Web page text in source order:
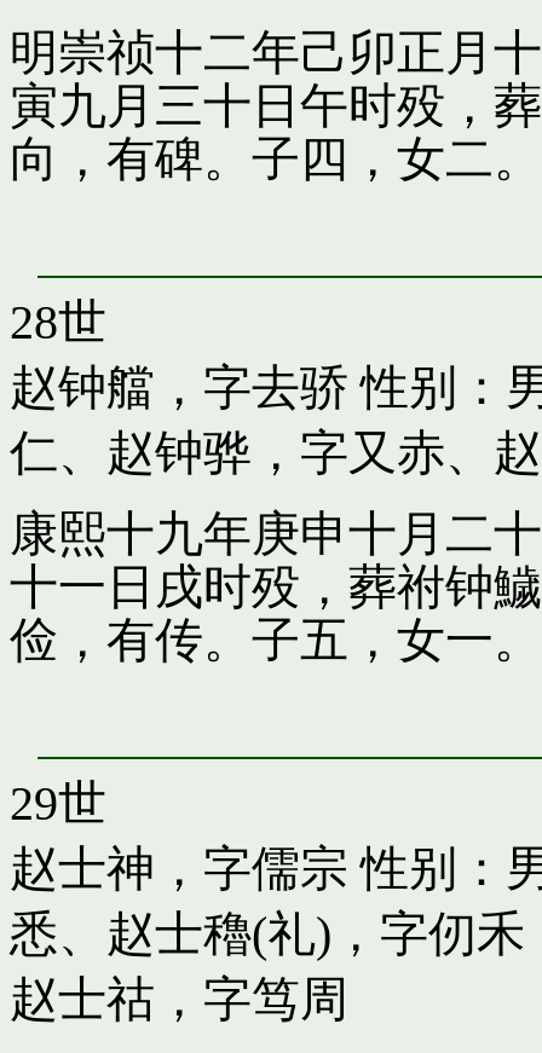
明崇祯十二年己卯正月
寅九月三十日午时殁，
向，有碑。子四，女二。
28世
赵钟艡，字去骄 性别：
仁、 赵钟骅，字又赤、
康熙十九年庚申十月二
十一日戌时殁，葬祔钟
俭，有传。子五，女一。
29世
赵士神，字儒宗 性别：
悉、 赵士穭(礼)，字仞禾
赵士祜，字笃周